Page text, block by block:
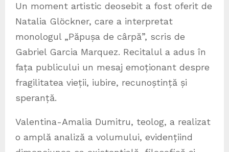
Un moment artistic deosebit a fost oferit de
Natalia Glöckner, care a interpretat
monologul „Păpușa de cârpă”, scris de
Gabriel Garcia Marquez. Recitalul a adus în
fața publicului un mesaj emoționant despre
fragilitatea vieții, iubire, recunoștință și
speranță.
Valentina-Amalia Dumitru, teolog, a realizat
o amplă analiză a volumului, evidențiind